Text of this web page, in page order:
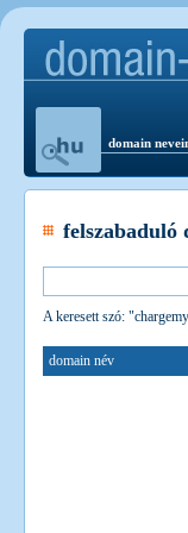
domain
felszabaduló
A keresett szó:
domain név